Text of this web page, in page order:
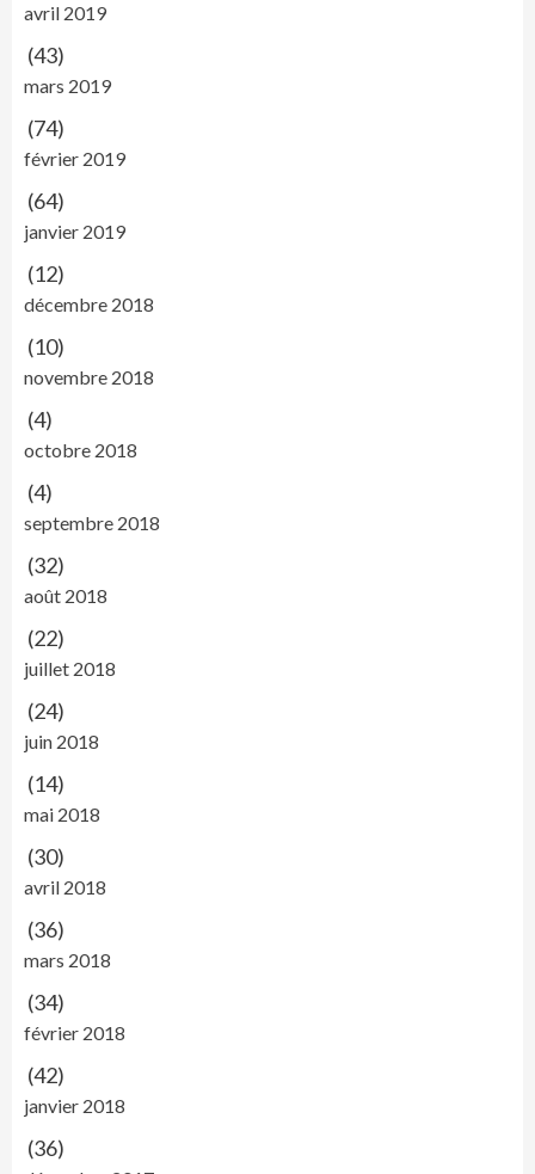
avril 2019
(43)
mars 2019
(74)
février 2019
(64)
janvier 2019
(12)
décembre 2018
(10)
novembre 2018
(4)
octobre 2018
(4)
septembre 2018
(32)
août 2018
(22)
juillet 2018
(24)
juin 2018
(14)
mai 2018
(30)
avril 2018
(36)
mars 2018
(34)
février 2018
(42)
janvier 2018
(36)